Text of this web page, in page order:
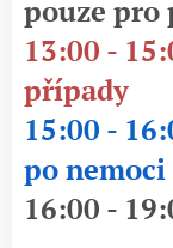
pouze pro
13:00 -
případy
15:00 -
po nemoci
16:00 -